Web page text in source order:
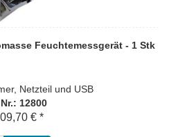
Feuchtemessgerät - 1 Stk
Netzteil und USB
12800
€ *